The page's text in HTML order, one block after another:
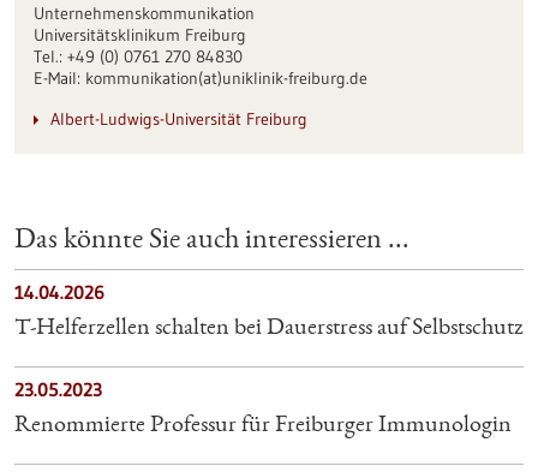
Unternehmenskommunikation
Universitätsklinikum Freiburg
Tel.: +49 (0) 0761 270 84830
E-Mail: kommunikation(at)uniklinik-freiburg.de
Albert-Ludwigs-Universität Freiburg
Das könnte Sie auch interessieren ...
14.04.2026
T-Helferzellen schalten bei Dauerstress auf Selbstschutz
23.05.2023
Renommierte Professur für Freiburger Immunologin